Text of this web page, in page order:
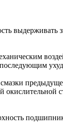
выдерживать
последующим